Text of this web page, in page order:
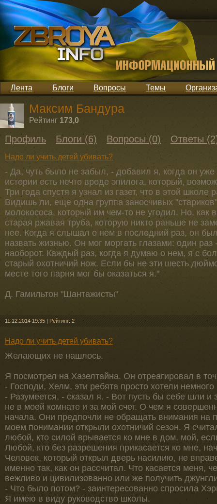
Лента Блоги Вопросы Темы
Максим Бандура
Рейтинг 173,0
Профиль Блоги (6) Вопросы (0) Ответы
Надо ли учить детей убивать?
- Да, чуть было не забыл, - добавил я, когда он уже
истории есть нечто вроде эпилога, который,
Три года спустя я узнал из газет, что в этой школе
Видишь ли, еще одна группа заносчивых
молокососа, который им чем-то не угодил. Но, как
старая ржавая труба, которую никто раньше не
нее. Когда я слышал о нем в последний раз, он
назвать жизнью. Он мог моргать глазами: один раз
наоборот. Каждый раз, когда я думаю о нем, я с
старый охотничий нож. Если бы не эти шесть
месте того парня мог бы оказаться я."
Д. Гамильтон "Шантажисты"
11.12.2014 19:35 | Рейтинг: 2
Надо ли учить детей убивать?
Желающих не нашлось.
Я посмотрел на Хазелтайна. Он отреагировал в
- Господи, Хелм, эти ребята просто хотели немного
- Разумеется, - сказал я. - Вот пусть бы себе шли и
не в моей комнате и за мой счет. О чем я
начала. Они предпочли не обращать внимания
моем понимании открыли охотничий сезон. Я
любой, кто силой врывается ко мне в дом, мой,
Любой, кто без разрешения прикасается ко мне,
Человек, который открыл дверь насилию, не
именно так, как он рассчитал. Что касается меня,
вежливо и цивилизованно или же получить
- Что было потом? - заинтересованно спросила
Я имею в виду руководство школы.